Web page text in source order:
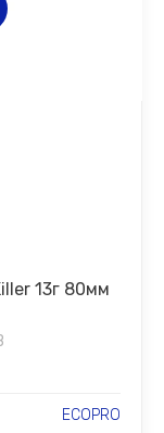
13г 80мм
ECOPRO